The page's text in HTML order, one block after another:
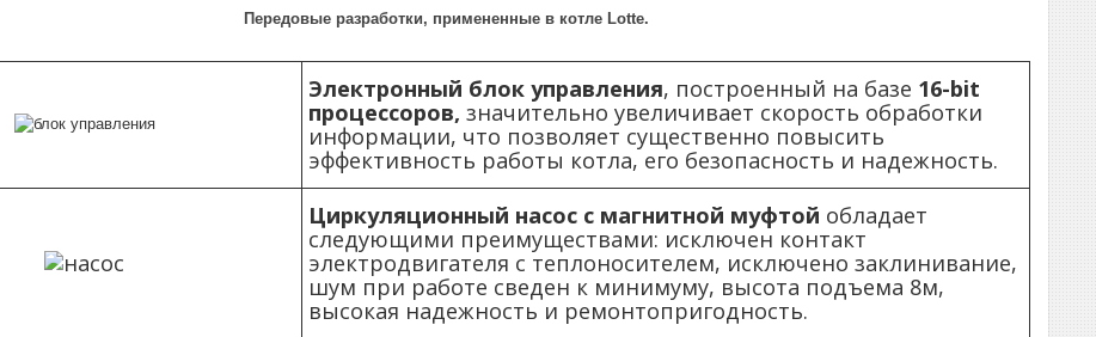
Передовые разработки, примененные в котле Lotte.
Электронный блок управления, построенный на базе 16-bit
процессоров, значительно увеличивает скорость обработки
информации, что позволяет существенно повысить
эффективность работы котла, его безопасность и надежность.
Циркуляционный насос с магнитной муфтой обладает
следующими преимуществами: исключен контакт
электродвигателя с теплоносителем, исключено заклинивание,
шум при работе сведен к минимуму, высота подъема 8м,
высокая надежность и ремонтопригодность.